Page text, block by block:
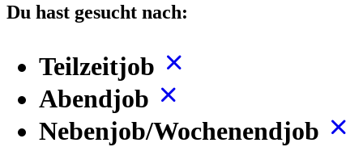
Du hast gesucht nach:
Teilzeitjob
Abendjob
Nebenjob/Wochenendjob